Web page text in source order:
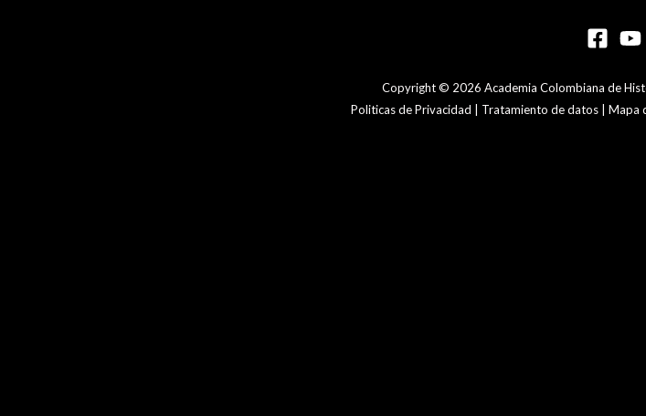
Copyright © 2026 Academia Colombiana de
Politicas de Privacidad | Tratamiento de datos | Mapa